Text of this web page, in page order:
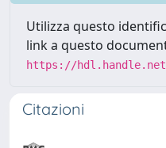
Utilizza questo
link a questo
https://hdl.handle.net/
Citazioni